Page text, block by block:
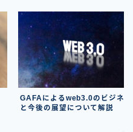
GAFAによるweb3.0のビジネ
と今後の展望について解説